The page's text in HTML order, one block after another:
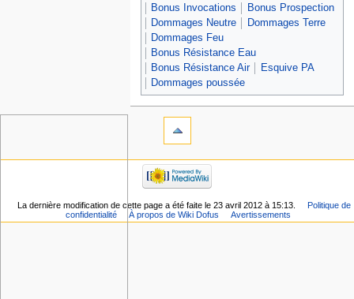
Bonus Invocations
Bonus Prospection
Dommages Neutre
Dommages Terre
Dommages Feu
Bonus Résistance Eau
Bonus Résistance Air
Esquive PA
Dommages poussée
La dernière modification de cette page a été faite le 23 avril 2012 à 15:13.
Politique de
confidentialité
À propos de Wiki Dofus Avertissements